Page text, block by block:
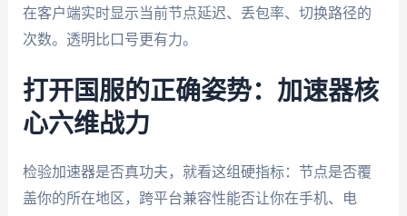
在客户端实时显示当前节点延迟、丢包率、切换路径的
次数。透明比口号更有力。
打开国服的正确姿势：加速器核
心六维战力
检验加速器是否真功夫，就看这组硬指标：节点是否覆
盖你的所在地区，跨平台兼容性能否让你在手机、电